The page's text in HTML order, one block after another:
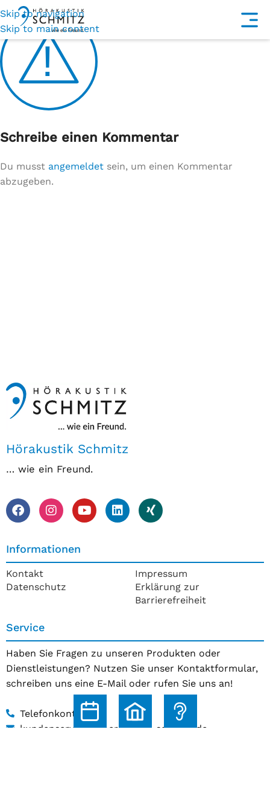
Skip to navigation
Skip to main content
Schreibe einen Kommentar
Du musst angemeldet sein, um einen Kommentar
abzugeben.
Hörakustik Schmitz
… wie ein Freund.
Informationen
Kontakt
Datenschutz
Impressum
Erklärung zur
Barrierefreiheit
Service
Haben Sie Fragen zu unseren Produkten oder
Dienstleistungen? Nutzen Sie unser Kontaktformular,
schreiben uns eine E-Mail oder rufen Sie uns an!
Telefonkontakt
kundenservice@hoerakustik-schmitz.de